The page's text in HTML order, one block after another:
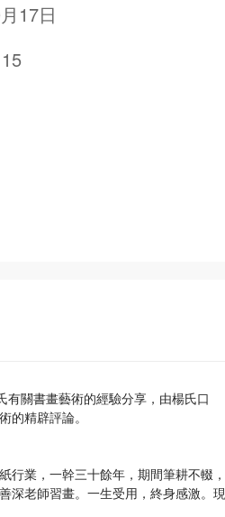
17日
有關書畫藝術的經驗分享，由楊氏口
精辟評論。
行業，一幹三十餘年，期間筆耕不輟，
深老師習畫。一生受用，終身感激。現